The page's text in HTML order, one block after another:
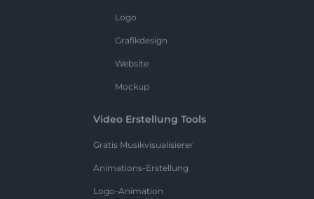
Logo
Grafikdesign
Website
Mockup
Video Erstellung Tools
Gratis Musikvisualisierer
Animations-Erstellung
Logo-Animation